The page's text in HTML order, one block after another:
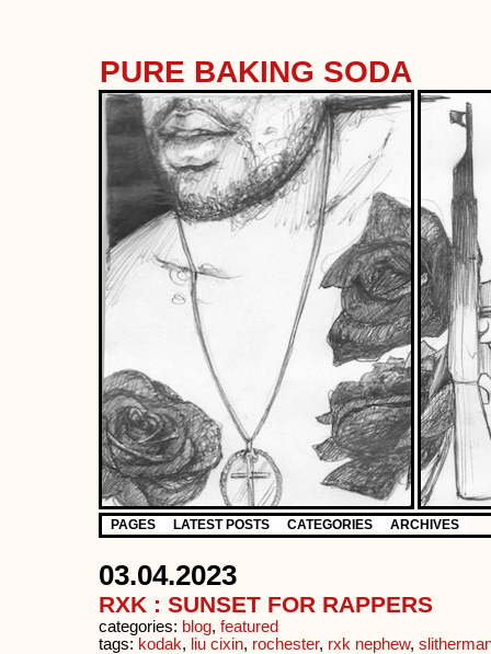
PURE BAKING SODA
PAGES LATEST POSTS CATEGORIES ARCHIVES
03.04.2023
RXK : SUNSET FOR RAPPERS
categories: blog, featured
tags: kodak, liu cixin, rochester, rxk nephew,